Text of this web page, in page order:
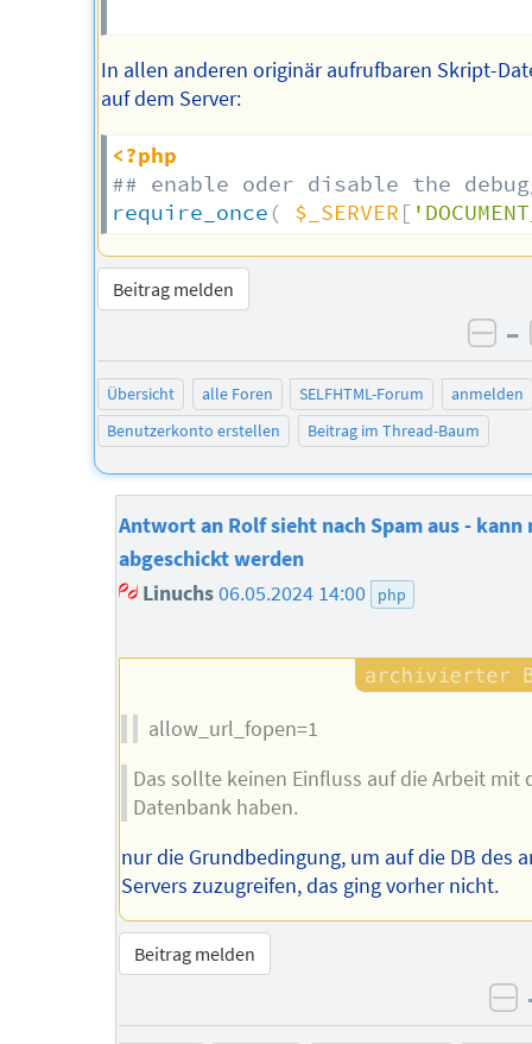
In allen anderen originär aufrufbaren Skript-
auf dem Server:
<?php
## enable oder disable the
require_once ( $_SERVER [
Beitrag melden
–
Übersicht alle Foren SELFHTML-Forum
anmelden
Benutzerkonto erstellen
Beitrag im Thread-Baum
Antwort an Rolf sieht nach Spam aus - kann
abgeschickt werden
Linuchs 06.05.2024 14:00 php
allow_url_fopen=1
Das sollte keinen Einfluss auf die Arbeit mit
Datenbank haben.
nur die Grundbedingung, um auf die DB des
Servers zuzugreifen, das ging vorher nicht.
Beitrag melden